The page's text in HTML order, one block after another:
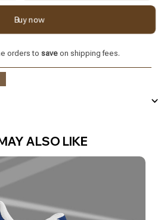
Buy now
orders to saveon shipping fees.
ALSO LIKE